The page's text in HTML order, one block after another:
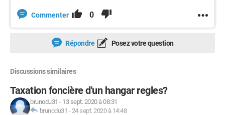
Commenter 0
Répondre Posez votre question
Discussions similaires
Taxation foncière d'un hangar regles?
brunodu31 - 13 sept. 2020 à 08:31
brunodu31 -24 sept. 2020 à 14:48